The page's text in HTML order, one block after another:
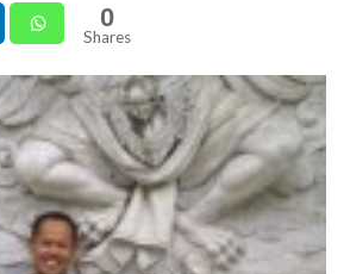
0
Shares